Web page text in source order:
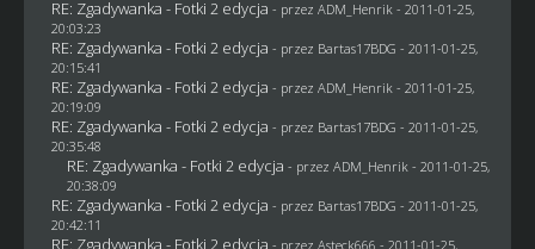
RE: Zgadywanka - Fotki 2 edycja - przez ADM_Henrik - 2011-01-25,
20:03:23
RE: Zgadywanka - Fotki 2 edycja - przez Bartas17BDG - 2011-01-25,
20:15:41
RE: Zgadywanka - Fotki 2 edycja - przez ADM_Henrik - 2011-01-25,
20:19:09
RE: Zgadywanka - Fotki 2 edycja - przez Bartas17BDG - 2011-01-25,
20:35:48
RE: Zgadywanka - Fotki 2 edycja - przez ADM_Henrik - 2011-01-25,
20:38:09
RE: Zgadywanka - Fotki 2 edycja - przez Bartas17BDG - 2011-01-25,
20:42:11
RE: Zgadywanka - Fotki 2 edycja - przez Asteck666 - 2011-01-25,